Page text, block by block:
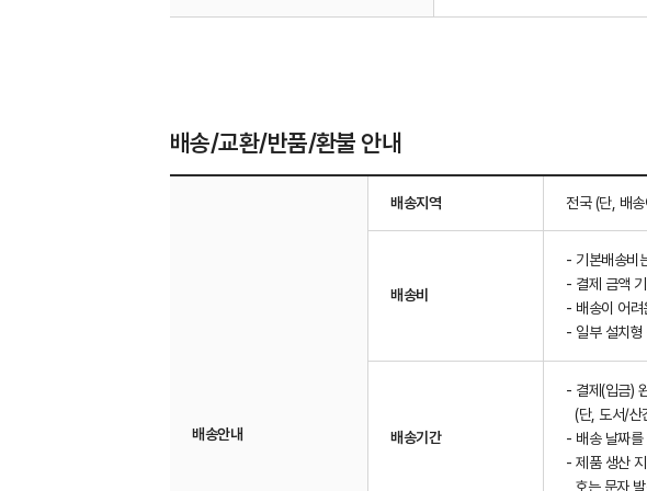
배송/교환/반품/환불 안내
배송안내
배송지역 전국 (단, 배
배송비
- 기본배송비
- 결제 금액
- 배송이 어려
- 일부 설치형
배송기간
- 결제(입금)
(단, 도서/산
- 배송 날짜
- 제품 생산
호는 문자